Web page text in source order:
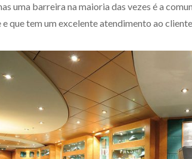
uma barreira na maioria das vezes é a
que tem um excelente atendimento ao